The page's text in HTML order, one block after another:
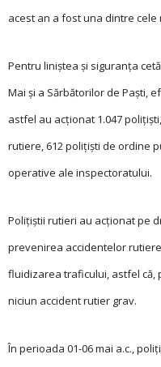
acest an a fost una dintre cele
Pentru liniştea şi siguranţa
Mai şi a Sărbătorilor de Paşti,
astfel au acţionat 1.047
rutiere, 612 poliţişti de ordine
operative ale inspectoratului.
Polițiștii rutieri au ac­ționat pe
prevenirea accidentelor
fluidizarea traficului, astfel că,
niciun accident rutier grav.
În perioada 01-06 mai a.c.,